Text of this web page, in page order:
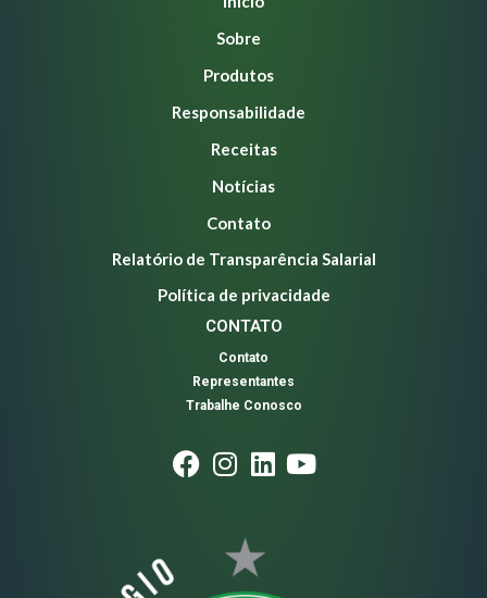
Sobre
Produtos
Responsabilidade
Receitas
Notícias
Contato
Relatório de Transparência Salarial
Política de privacidade
CONTATO
Contato
Representantes
Trabalhe Conosco